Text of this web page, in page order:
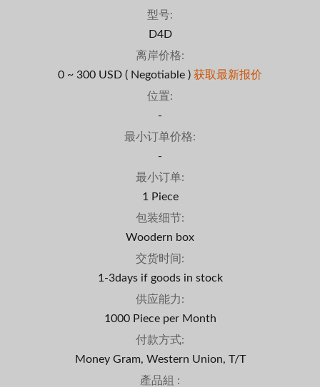
型号:
D4D
离岸价格:
0 ~ 300 USD ( Negotiable ) 获取最新报价
位置:
-
最小订单价格:
-
最小订单:
1 Piece
包装细节:
Woodern box
交货时间:
1-3days if goods in stock
供应能力:
1000 Piece per Month
付款方式:
Money Gram, Western Union, T/T
產品組 :